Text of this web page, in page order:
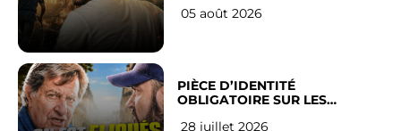
05 août 2026
PIÈCE D’IDENTITÉ
OBLIGATOIRE SUR LES
28 juillet 2026